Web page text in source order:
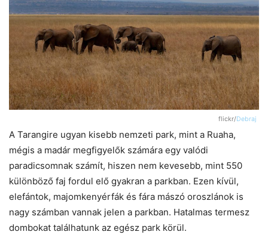
flickr/Debraj
A Tarangire ugyan kisebb nemzeti park, mint a Ruaha,
mégis a madár megfigyelők számára egy valódi
paradicsomnak számít, hiszen nem kevesebb, mint 550
különböző faj fordul elő gyakran a parkban. Ezen kívül,
elefántok, majomkenyérfák és fára mászó oroszlánok is
nagy számban vannak jelen a parkban. Hatalmas termesz
dombokat találhatunk az egész park körül.